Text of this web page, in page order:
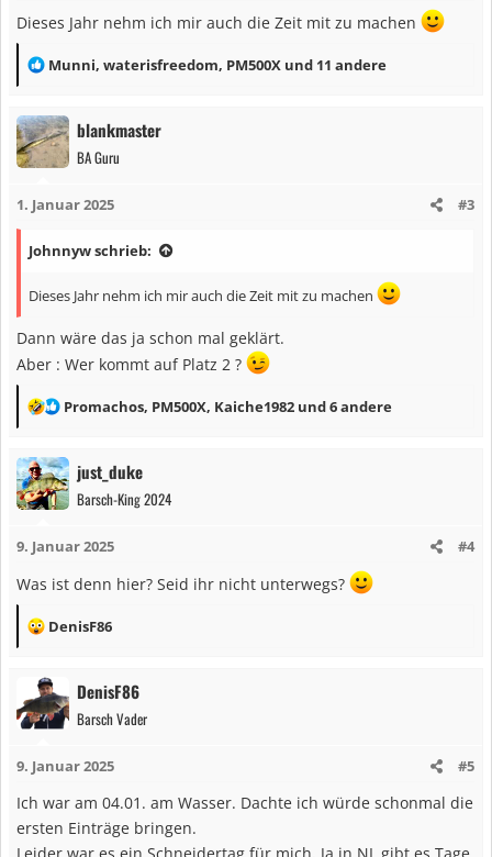
n
Dieses Jahr nehm ich mir auch die Zeit mit zu machen
R
a
k
t
o
e
:
Munni, waterisfreedom, PM500X und 11 andere
blankmaster
BA Guru
1. Januar 2025 #3
Johnnyw schrieb:
Dieses Jahr nehm ich mir auch die Zeit mit zu machen
Dann wäre das ja schon mal geklärt.
Aber : Wer kommt auf Platz 2 ?
R
a
k
t
o
n
Promachos, PM500X, Kaiche1982 und 6 andere
just_duke
Barsch-King 2024
9. Januar 2025 #4
Was ist denn hier? Seid ihr nicht unterwegs?
R
k
t
o
DenisF86
DenisF86
Barsch Vader
9. Januar 2025 #5
Ich war am 04.01. am Wasser. Dachte ich würde schonmal die
ersten Einträge bringen.
Leider war es ein Schneidertag für mich. Ja in NL gibt es Tage